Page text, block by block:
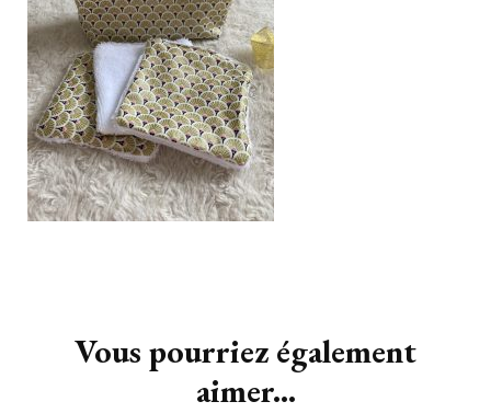
d'article
Vous pourriez également
aimer...